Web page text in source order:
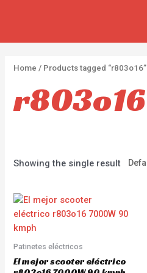
r
u
r
u
c
r
u
c
Home / Products tagged “r803o16”
r803o16
Showing the single result
Patinetes eléctricos
El mejor scooter eléctrico